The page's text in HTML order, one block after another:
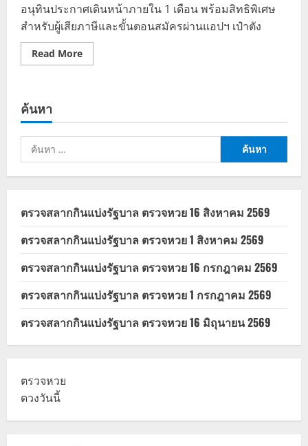
อนุทินประกาศเดินหน้าภายใน 1 เดือน พร้อมสิทธิพิเศษ
สำหรับผู้เสียภาษีและขั้นตอนสมัครผ่านแอปฯ เป๋าตัง
Read MoreRead
more
เวอร์ชัน
ล่าสุด
ย้ำ
หน้า
ใน
1
เดือน
ค้นหา
ค้นหา
สำหรับ:
ตรวจสลากกินแบ่งรัฐบาล ตรวจหวย 16 สิงหาคม 2569
ตรวจสลากกินแบ่งรัฐบาล ตรวจหวย 1 สิงหาคม 2569
ตรวจสลากกินแบ่งรัฐบาล ตรวจหวย 16 กรกฎาคม 2569
ตรวจสลากกินแบ่งรัฐบาล ตรวจหวย 1 กรกฎาคม 2569
ตรวจสลากกินแบ่งรัฐบาล ตรวจหวย 16 มิถุนายน 2569
ตรวจหวย
ดวงวันนี้